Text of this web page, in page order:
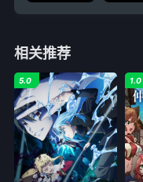
相关推荐
5.0 1.0